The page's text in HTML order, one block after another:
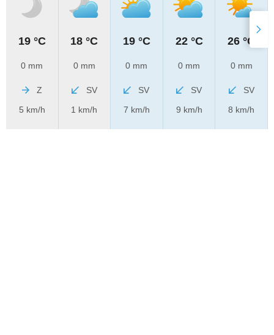
19 °C
0 mm
Z
5 km/h
18 °C
0 mm
SV
1 km/h
19 °C
0 mm
SV
7 km/h
22 °C
0 mm
SV
9 km/h
26 °C
0 mm
SV
8 km/h